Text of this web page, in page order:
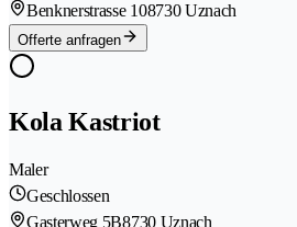
Benknerstrasse 108730 Uznach
Offerte anfragen
Kola Kastriot
Maler
Geschlossen
Gasterweg 5B8730 Uznach